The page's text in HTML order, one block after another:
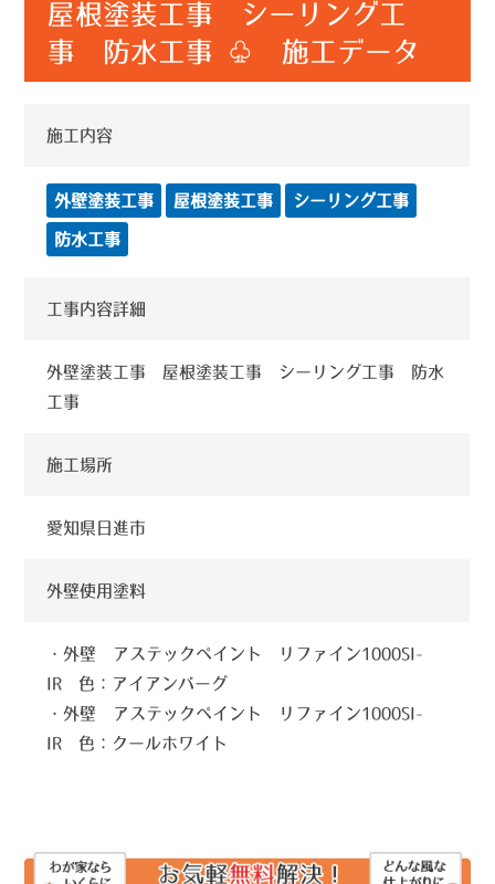
屋根塗装工事 シーリング工
事 防水工事 ♧ 施工データ
施工内容
外壁塗装工事 屋根塗装工事 シーリング工事
防水工事
工事内容詳細
外壁塗装工事 屋根塗装工事 シーリング工事 防水
工事
施工場所
愛知県日進市
外壁使用塗料
・外壁 アステックペイント リファイン1000SI-
IR 色：アイアンバーグ
・外壁 アステックペイント リファイン1000SI-
IR 色：クールホワイト